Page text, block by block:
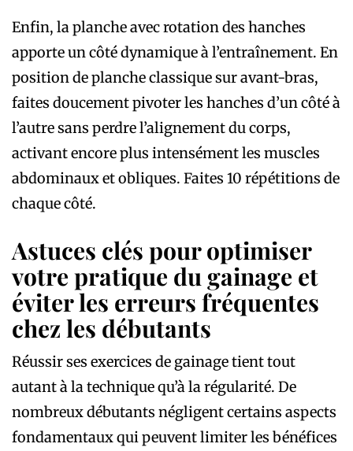
Enfin, la planche avec rotation des hanches
apporte un côté dynamique à l’entraînement. En
position de planche classique sur avant-bras,
faites doucement pivoter les hanches d’un côté à
l’autre sans perdre l’alignement du corps,
activant encore plus intensément les muscles
abdominaux et obliques. Faites 10 répétitions de
chaque côté.
Astuces clés pour optimiser
votre pratique du gainage et
éviter les erreurs fréquentes
chez les débutants
Réussir ses exercices de gainage tient tout
autant à la technique qu’à la régularité. De
nombreux débutants négligent certains aspects
fondamentaux qui peuvent limiter les bénéfices